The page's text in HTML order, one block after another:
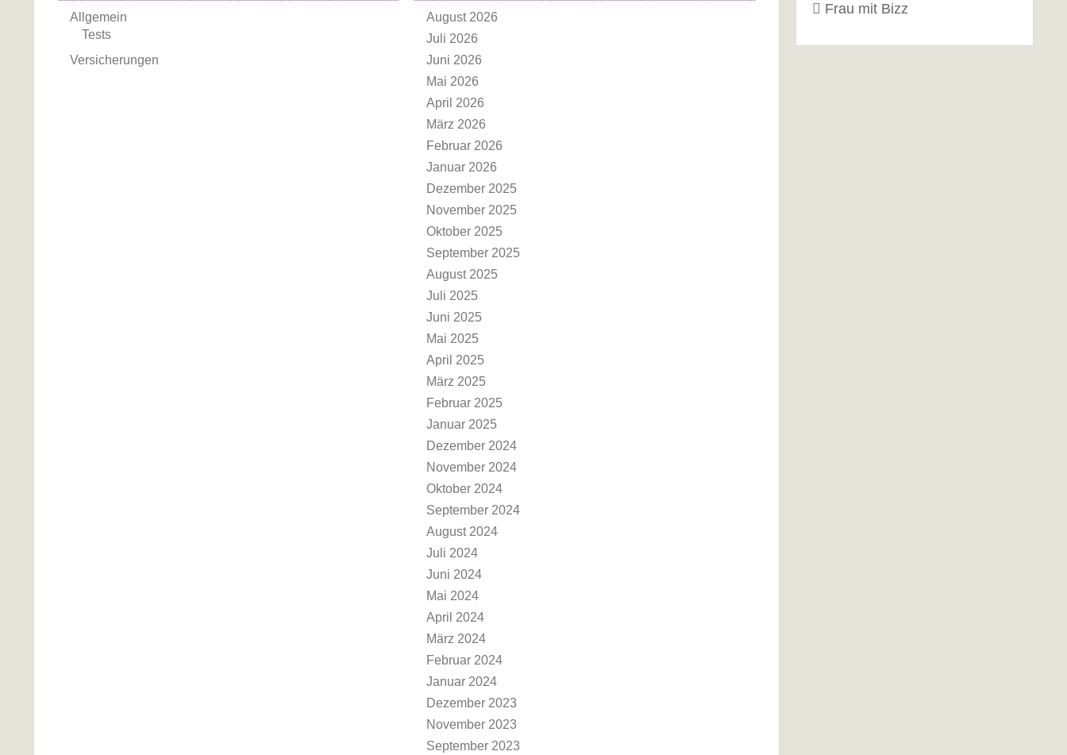
Frau mit Bizz
Allgemein
Tests
Versicherungen
August 2026
Juli 2026
Juni 2026
Mai 2026
April 2026
März 2026
Februar 2026
Januar 2026
Dezember 2025
November 2025
Oktober 2025
September 2025
August 2025
Juli 2025
Juni 2025
Mai 2025
April 2025
März 2025
Februar 2025
Januar 2025
Dezember 2024
November 2024
Oktober 2024
September 2024
August 2024
Juli 2024
Juni 2024
Mai 2024
April 2024
März 2024
Februar 2024
Januar 2024
Dezember 2023
November 2023
September 2023